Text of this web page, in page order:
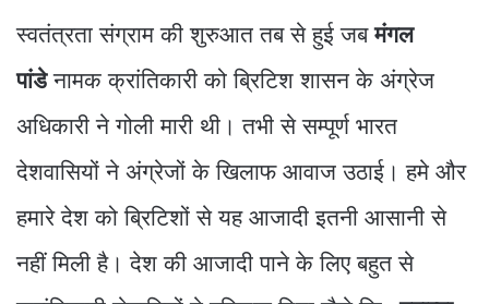
स्वतंत्रता संग्राम की शुरुआत तब से हुई जबमंगल
पांडेनामक क्रांतिकारी को ब्रिटिश शासन के अंग्रेज
अधिकारी ने गोली मारी थी। तभी से सम्पूर्ण भारत
देशवासियों ने अंग्रेजों के खिलाफ आवाज उठाई। हमे और
हमारे देश को ब्रिटिशों से यह आजादी इतनी आसानी से
नहीं मिली है। देश की आजादी पाने के लिए बहुत से